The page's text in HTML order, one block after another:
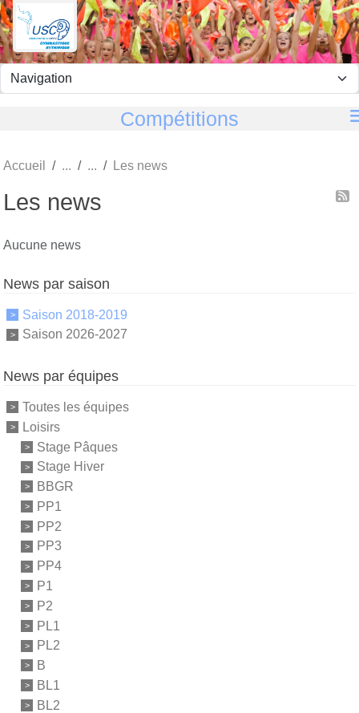
Compétitions
Accueil Les news
Les news
Aucune news
News par saison
Saison 2018-2019
Saison 2026-2027
News par équipes
Toutes les équipes
Loisirs
Stage Pâques
Stage Hiver
BBGR
PP1
PP2
PP3
PP4
P1
P2
PL1
PL2
B
BL1
BL2
Panneau de gestion des cookies